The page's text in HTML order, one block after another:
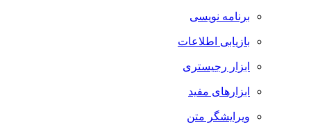
برنامه نویسی
بازیابی اطلاعات
ابزار رجیستری
ابزارهای مفید
ویرایشگر متن